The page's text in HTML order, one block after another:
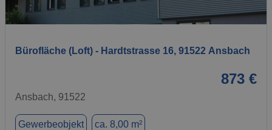
1 / 13
Bürofläche (Loft) - Hardtstrasse 16, 91522 Ansbach
873 €
Ansbach, 91522
Gewerbeobjekt ca. 8,00 m²